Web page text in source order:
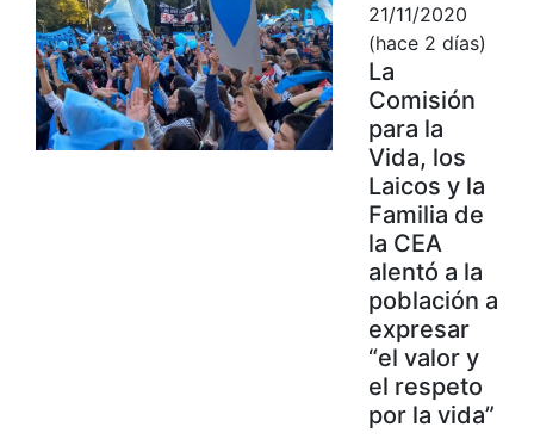
21/11/2020
(hace 2 días)
La
Comisión
para la
Vida, los
Laicos y la
Familia de
la CEA
alentó a la
población a
expresar
“el valor y
el respeto
por la vida”